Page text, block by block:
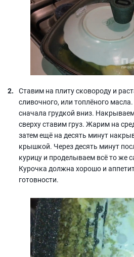
Ставим на плиту сковороду и
сливочного, или топлёного
сначала грудкой вниз.
сверху ставим груз. Жарим на
затем ещё на десять минут
крышкой. Через десять минут
курицу и проделываем всё то же
Курочка должна хорошо и
готовности.